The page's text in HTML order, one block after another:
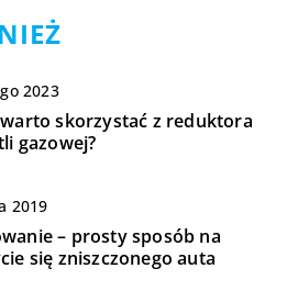
2023
skorzystać z reduktora
gazowej?
2019
– prosty sposób na
się zniszczonego auta